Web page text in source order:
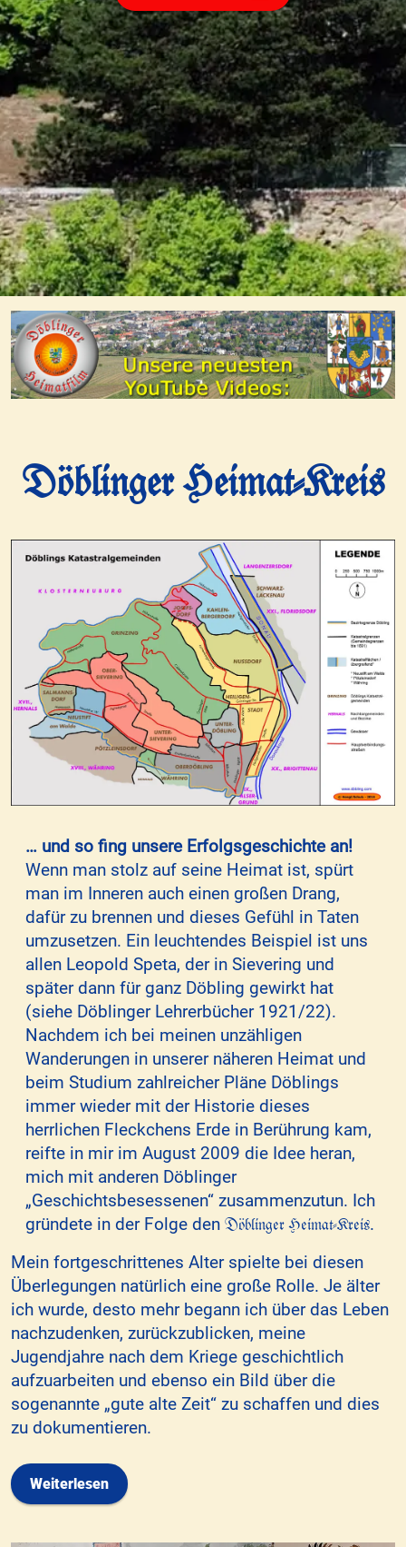
Döblinger Heimat-Kreis
… und so fing unsere Erfolgsgeschichte an!
Wenn man stolz auf seine Heimat ist, spürt
man im Inneren auch einen großen Drang,
dafür zu brennen und dieses Gefühl in Taten
umzusetzen. Ein leuchtendes Beispiel ist uns
allen Leopold Speta, der in Sievering und
später dann für ganz Döbling gewirkt hat
(siehe Döblinger Lehrerbücher 1921/22).
Nachdem ich bei meinen unzähligen
Wanderungen in unserer näheren Heimat und
beim Studium zahlreicher Pläne Döblings
immer wieder mit der Historie dieses
herrlichen Fleckchens Erde in Berührung kam,
reifte in mir im August 2009 die Idee heran,
mich mit anderen Döblinger
„Geschichtsbesessenen“ zusammenzutun. Ich
gründete in der Folge den Döblinger Heimat-Kreis.
Mein fortgeschrittenes Alter spielte bei diesen
Überlegungen natürlich eine große Rolle. Je älter
ich wurde, desto mehr begann ich über das Leben
nachzudenken, zurückzublicken, meine
Jugendjahre nach dem Kriege geschichtlich
aufzuarbeiten und ebenso ein Bild über die
sogenannte „gute alte Zeit“ zu schaffen und dies
zu dokumentieren.
Weiterlesen